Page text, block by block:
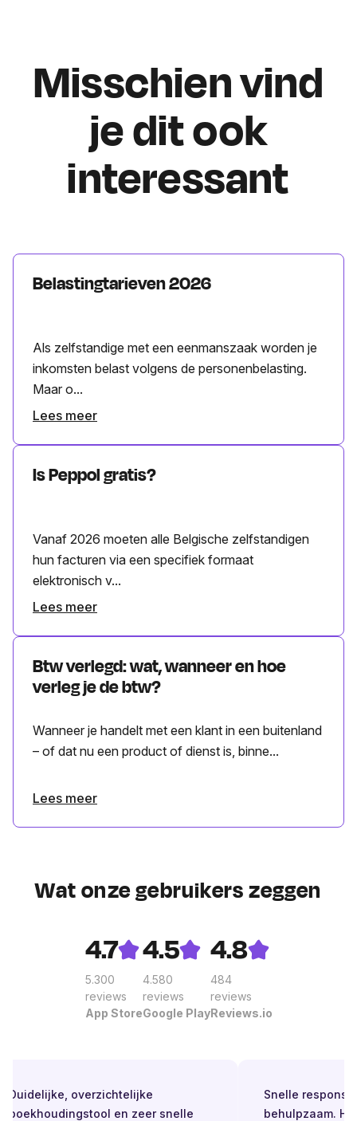
Misschien vind
je dit ook
interessant
Belastingtarieven 2026
Als zelfstandige met een eenmanszaak worden je
inkomsten belast volgens de personenbelasting.
Maar o...
Lees meer
Is Peppol gratis?
Vanaf 2026 moeten alle Belgische zelfstandigen
hun facturen via een specifiek formaat
elektronisch v...
Lees meer
Btw verlegd: wat, wanneer en hoe
verleg je de btw?
Wanneer je handelt met een klant in een buitenland
– of dat nu een product of dienst is, binne...
Lees meer
Wat onze gebruikers zeggen
4.7
5.300
reviews
App Store
4.5
4.580
reviews
Google Play
4.8
484
reviews
Reviews.io
Duidelijke, overzichtelijke
boekhoudingstool en zeer snelle
Snelle respons.
behulpzaam.